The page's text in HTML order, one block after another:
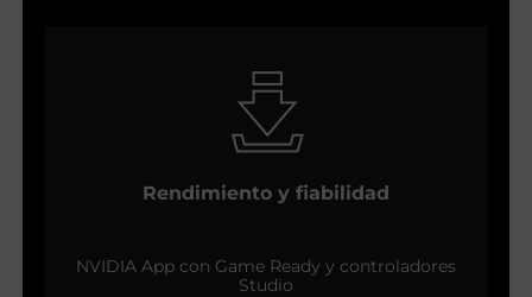
Rendimiento y fiabilidad
NVIDIA App con Game Ready y controladores
Studio